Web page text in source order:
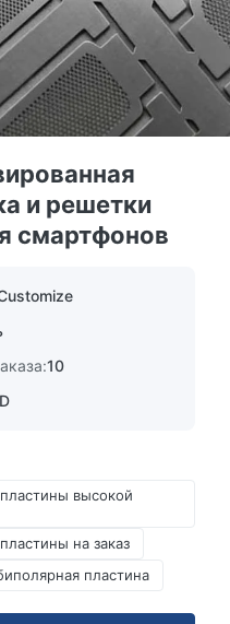
и решетки
смартфонов
10
высокой
на заказ
пластина